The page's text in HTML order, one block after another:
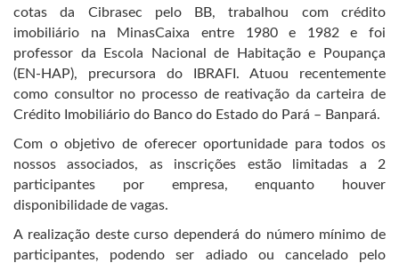
cotas da Cibrasec pelo BB, trabalhou com crédito
imobiliário na MinasCaixa entre 1980 e 1982 e foi
professor da Escola Nacional de Habitação e Poupança
(EN-HAP), precursora do IBRAFI. Atuou recentemente
como consultor no processo de reativação da carteira de
Crédito Imobiliário do Banco do Estado do Pará – Banpará.
Com o objetivo de oferecer oportunidade para todos os
nossos associados, as inscrições estão limitadas a 2
participantes por empresa, enquanto houver
disponibilidade de vagas.
A realização deste curso dependerá do número mínimo de
participantes, podendo ser adiado ou cancelado pelo